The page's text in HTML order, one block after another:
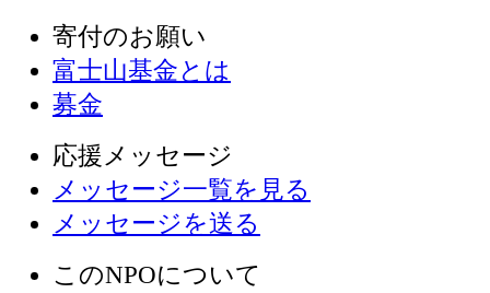
寄付のお願い
富士山基金とは
募金
応援メッセージ
メッセージ一覧を見る
メッセージを送る
このNPOについて